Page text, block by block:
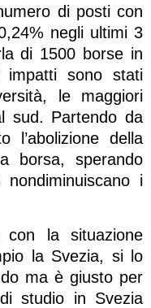
di posti con
negli ultimi 3
di 1500 borse in
sono stati
le maggiori
sud. Partendo da
l’abolizione della
borsa, sperando
i
la situazione
la Svezia, si lo
ma è giusto per
studio in Svezia